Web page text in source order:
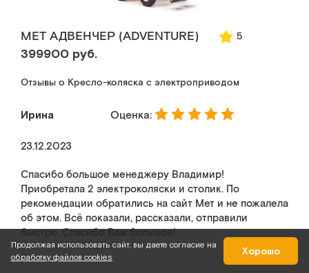
МЕТ АДВЕНЧЕР (ADVENTURE) 5
399900 руб.
Отзывы о Кресло-коляска с электроприводом
Ирина Оценка:
23.12.2023
Спасибо большое менеджеру Владимир!
Приобретала 2 электроколяски и столик. По
рекомендации обратились на сайт Мет и не пожалела
об этом. Всё показали, рассказали, отправили
быстро. Спасибо Вам большое!
Продолжая использовать сайт, вы даете согласие на
обработку файлов cookies
Хорошо